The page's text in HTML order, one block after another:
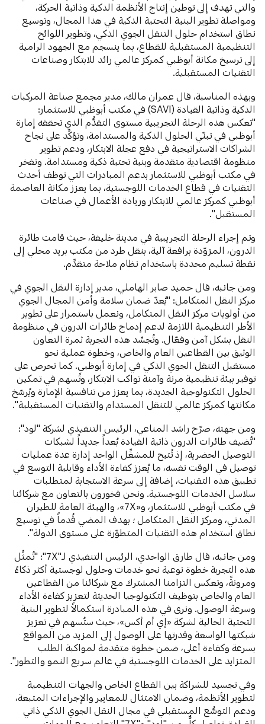
والتي تهدف إلى توطين إنتاج الأنظمة الذكية وذاتية الحركة،
ومواصلة تطوير البنية التحتية الذكية في هذا المجال، وتوسيع
نطاق استخدام حلول التنقل الجوي الذكي، وتطوير اللوائح
التنظيمية المستقبلية للقطاع، بما ينسجم مع الجهود الرامية
إلى ترسيخ مكانة أبوظبي كمركز عالمي رائد للابتكار وصناعات
التقنيات المستقبلية.
وبهذه المناسبة، قال عمران مالك، مدير مجمع صناعة المركبات
الذكية وذاتية القيادة (SAVI) في مكتب أبوظبي للاستثمار:
"تعكس هذه الرحلة التجريبية مستوى التقدُّم الذي تحققه إمارة
أبوظبي في تبنّي الحلول الذكية والمستدامة، وتؤكِّد على نجاح
الشراكات الاستراتيجية في دفع عجلة الابتكار، ودعم تطوير
منظومة اقتصادية متقدمة وبنية تحتية ذكية ومستدامة. ونفخر
في مكتب أبوظبي للاستثمار بدعم المبادرات التي توظف أحدث
التقنيات في قطاع الخدمات اللوجستية، بما يعزز مكانة العاصمة
أبوظبي كمركز عالمي للابتكار وريادة الأعمال في صناعات
المستقبل".
وتم إجراء الرحلة التجريبية في مدينة خليفة، حيث قامت طائرة
الدرون، المزوّدة برافعة آلية، بنقل طرد من مكتب بريد محلي إلى
نقطة تسليم محددة باستخدام نظام ملاحة متقدِّم.
ومن جانبه، قال حميد صابر الهاملي، مدير إدارة النقل الجوي في
مركز النقل المتكامل: "يُعدّ ضمان سلامة وأمن المجال الجوي
من أولويات مركز النقل المتكامل، ونعمل باستمرار على تطوير
الأطر التنظيمية اللازمة لدعم إدماج طائرات الدرون في منظومة
النقل بشكل آمن وفعّال. وتُجسِّد هذه التجربة ثمرة التعاون
الوثيق بين القطاعين العام والخاص، وخطوة عملية نحو
مستقبل التنقل الجوي الذكي في إمارة أبوظبي. كما نحرص على
توفير بيئة تنظيمية مرنة وآمنة تواكب الابتكار، وتُسهم في تمكين
الحلول التكنولوجية الجديدة، بما يعزز من تنافسية الإمارة ويُرسّخ
مكانتها كمركز عالمي للتنقل المستدام والتقنيات المستقبلية".
ومن جهته، صرّح راشد المناعي، الرئيس التنفيذي لشركة "لود":
"تُضيف طائرات الدرون ذاتية القيادة بُعداً جديداً لشبكات
التوصيل الحضرية، إذ تُتيح للمشغِّل الواحد إدارة عدة عمليات
توصيل في الوقت نفسه، ما يُعزز كفاءة الأداء وقابلية التوسع في
تطبيق هذه التقنيات، إضافة إلى سرعة الاستجابة لمتطلبات
سلاسل الخدمات اللوجستية. ونحن فخورون بالتعاون مع شركائنا
في مكتب أبوظبي للاستثمار، و«7X»، والهيئة العامة للطيران
المدني، ومركز النقل المتكامل ؛ بهدف المضي قُدماً في توسيع
نطاق استخدام هذه التقنيات المتطوّرة على مستوى الدولة".
ومن جانبه، قال طارق الواحدي، الرئيس التنفيذي لـ"7X": "تُمثِّل
هذه التجربة خطوة نوعية نحو خدمات وحلول لوجستية أكثر ذكاءً
ومرونةً، وتعكس التزامنا المشترك مع شركائنا من القطاعين
العام والخاص بتوظيف التكنولوجيا الحديثة لتعزيز كفاءة الأداء
وسرعة الوصول. ونرى في هذه المبادرة استكمالاً لتطوير البنية
التحتية الحالية لشركة «إي أم أكس»، حيث ستُسهم في تعزيز
شبكتها الواسعة وقدرتها على الوصول إلى المزيد من المواقع
بسرعة وكفاءة أعلى، ضمن خطوة متقدمة لمواكبة الطلب
المتزايد على الخدمات اللوجستية في عالم سريع النمو والتطور".
وفي تجسيد للشراكة بين القطاع الخاص والجهات التنظيمية
لتطوير الأنظمة، وضمان الامتثال للمعايير والإجراءات المتبعة،
ودعم التوسُّع المستقبلي في مجال النقل الجوي الذكي ذاتي